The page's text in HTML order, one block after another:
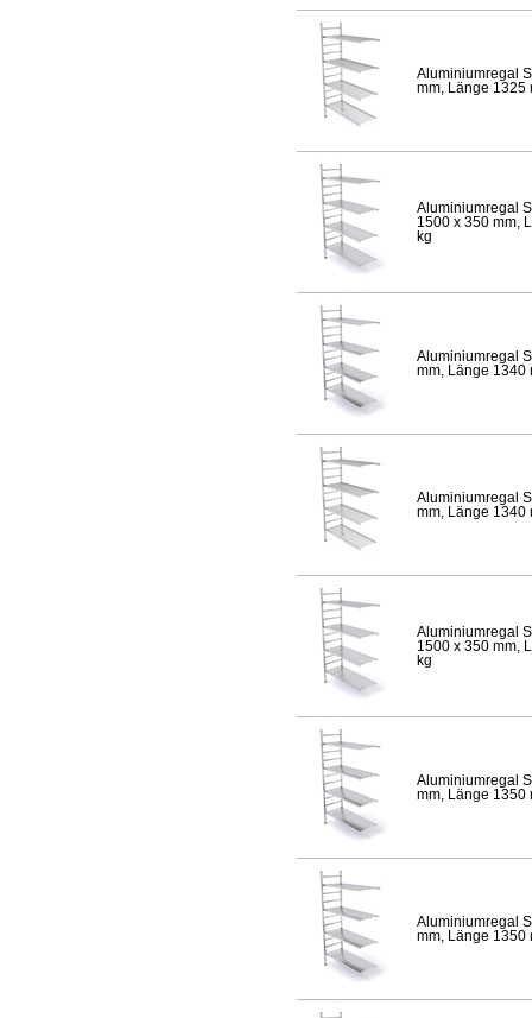
Aluminiumregal
mm, Länge 1325
Aluminiumregal
1500 x 350 mm,
kg
Aluminiumregal
mm, Länge 1340
Aluminiumregal
mm, Länge 1340
Aluminiumregal
1500 x 350 mm,
kg
Aluminiumregal
mm, Länge 1350
Aluminiumregal
mm, Länge 1350